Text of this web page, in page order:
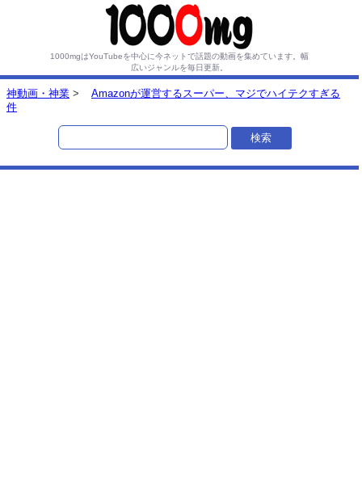
1000mgはYouTubeを中心に今ネットで話題の動画を集めています。 幅
広いジャンルを毎日更新。
神動画・神業 >
Amazonが運営するスーパー、マジでハイテクすぎる
件